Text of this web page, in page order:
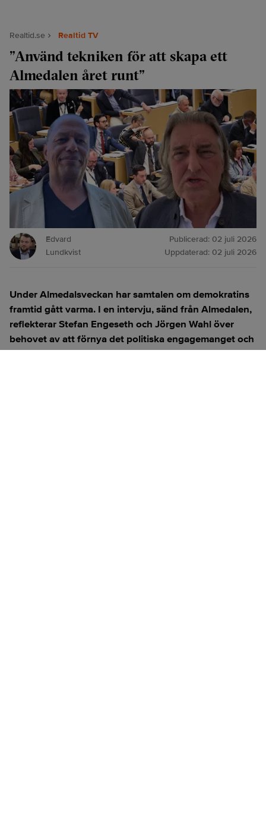
Realtid.se Realtid TV
”Använd tekniken för att skapa ett
Almedalen året runt”
Edvard
Lundkvist
Publicerad: 02 juli 2026
Uppdaterad: 02 juli 2026
Under Almedalsveckan har samtalen om demokratins
framtid gått varma. I en intervju, sänd från Almedalen,
reflekterar Stefan Engeseth och Jörgen Wahl över
behovet av att förnya det politiska engagemanget och
hur modern teknik kan användas för att överbrygga